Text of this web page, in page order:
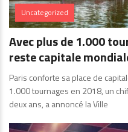
Uncategorized
Avec plus de 1.000
reste capitale
Paris conforte sa place de
1.000 tournages en 2018, un
deux ans, a annoncé la Ville